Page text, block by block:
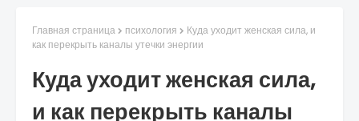
Главная страница психология
Куда уходит женская сила, и
как перекрыть каналы утечки энергии
Куда уходит женская сила,
и как перекрыть каналы